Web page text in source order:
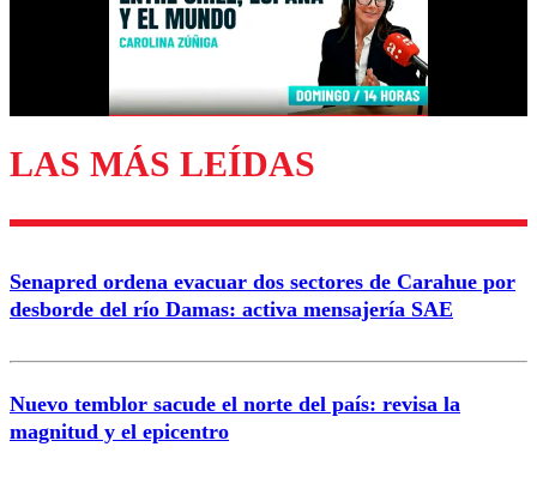
Enviar comentario
LAS MÁS LEÍDAS
Senapred ordena evacuar dos sectores de Carahue por
desborde del río Damas: activa mensajería SAE
Nuevo temblor sacude el norte del país: revisa la
magnitud y el epicentro